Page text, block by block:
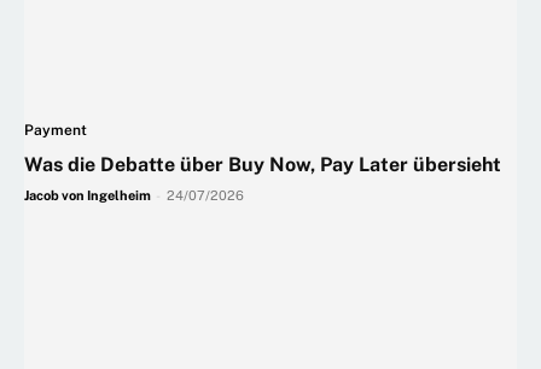
Payment
Was die Debatte über Buy Now, Pay Later übersieht
Jacob von Ingelheim 24/07/2026